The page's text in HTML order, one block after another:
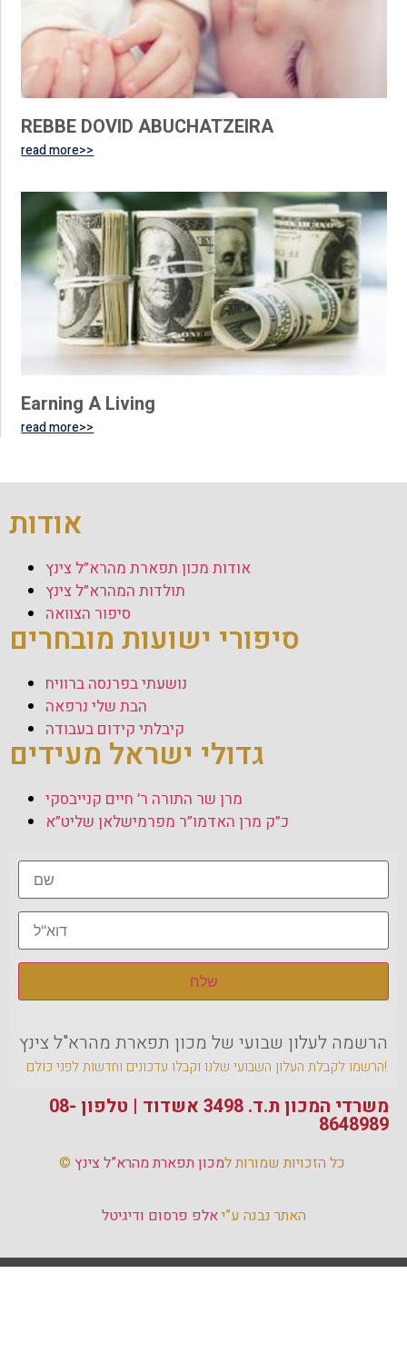
REBBE DOVID ABUCHATZEIRA
read more>>
Earning A Living
read more>>
אודות
אודות מכון תפארת מהרא”ל צינץ
תולדות המהרא”ל צינץ
סיפור הצוואה
סיפורי ישועות מובחרים
נושעתי בפרנסה ברוויח
הבת שלי נרפאה
קיבלתי קידום בעבודה
גדולי ישראל מעידים
מרן שר התורה ר’ חיים קנייבסקי
כ”ק מרן האדמו”ר מפרמישלאן שליט”א
הרשמה לעלון שבועי של מכון תפארת מהרא"ל צינץ
הרשמו לקבלת העלון השבועי שלנו וקבלו עדכונים וחדשות לפני כולם!
משרדי המכון ת.ד. 3498 אשדוד | טלפון 08-
8648989‏
© כל הזכויות שמורות ל
האתר נבנה ע”יאלפ פרסום ודיגיטל